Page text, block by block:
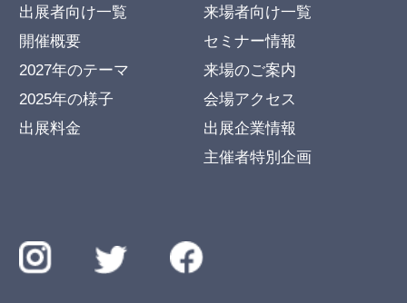
出展者向け一覧
開催概要
2027年のテーマ
2025年の様子
出展料金
来場者向け一覧
セミナー情報
来場のご案内
会場アクセス
出展企業情報
主催者特別企画